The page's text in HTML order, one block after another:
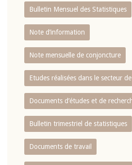
Bulletin Mensuel des Statistiques
Note d’information
Note mensuelle de conjoncture
Etudes réalisées dans le secteur
Documents d’études et de
Bulletin trimestriel de statistiques
Documents de travail